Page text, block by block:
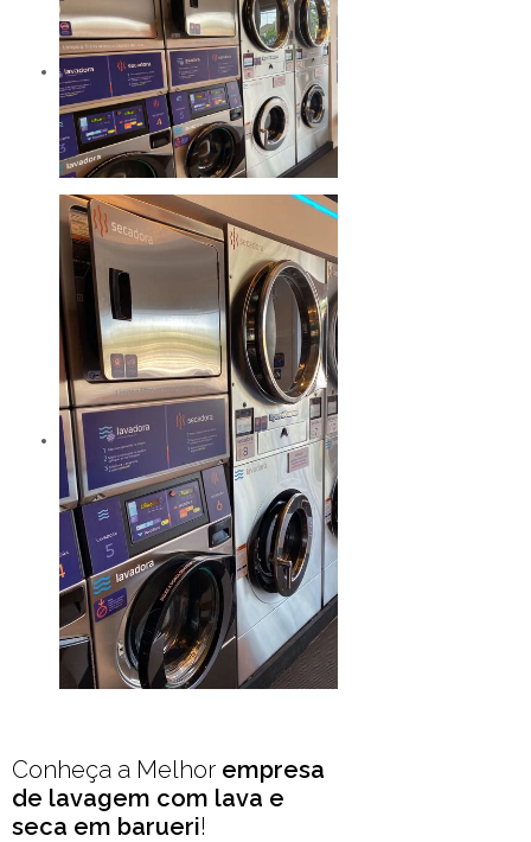
Conheça a Melhor empresa
de lavagem com lava e
seca em barueri!